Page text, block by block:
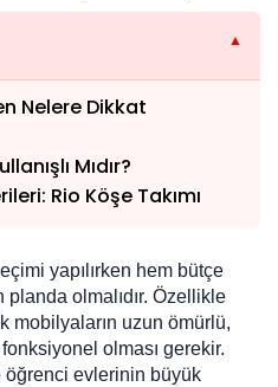
Nelere Dikkat
Mıdır?
Rio Köşe Takımı
yapılırken hem bütçe
planda olmalıdır. Özellikle
mobilyaların uzun ömürlü,
olması gerekir.
öğrenci evlerinin büyük